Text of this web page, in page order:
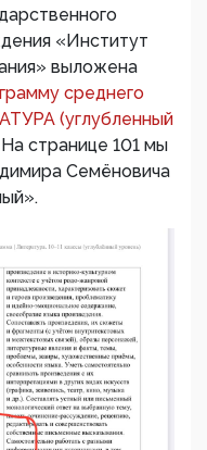
«Институт
выложена
среднего
(углубленный
На странице 101 мы
Семёновича